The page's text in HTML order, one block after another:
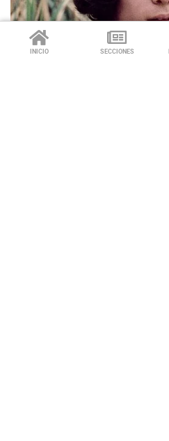
INICIO SECCIONES